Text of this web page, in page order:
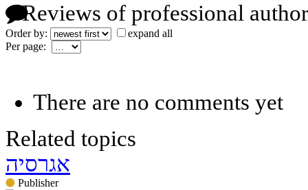
Reviews of professional
Order by:
expand all
Per page:
There are no comments yet
Related topics
אגרסיה
Publisher